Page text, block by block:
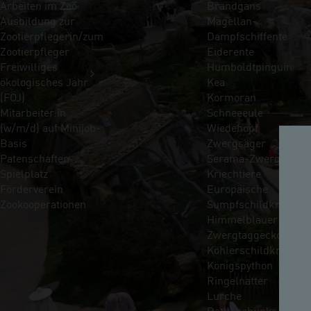
Arbeiten im Zoo
Ausbildung zur
Zootierpflegerin/zum
Zootierpfleger
Freiwilliges
ökologisches Jahr
(FÖJ)
Mitarbeiter:in
(w/m/d) auf Minijob-
Basis
Patenschaften
Spielplatz
Förderverein
Zookooperationen
Brandgans
Magellan-
Dampfschiffente
Eiderente
Humboldtpinguin
Kea
Kormoran
Schneeeule
Wiedehopf
Zwergsäger
Serama-
Kriechtiere
Europäische
Sumpfschildkröte
Himmelblauer
Zwergtaggecko
Köhlerschildkröte
Königspython
Ringelnatter
Lurche